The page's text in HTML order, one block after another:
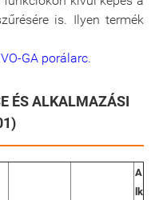
is. Ilyen termék
GA porálarc.
ÉS ALKALMAZÁSI
A
lk